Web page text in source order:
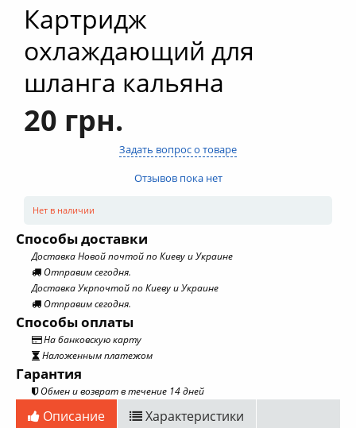
Картридж
охлаждающий для
шланга кальяна
20 грн.
Задать вопрос о товаре
Отзывов пока нет
Нет в наличии
Способы доставки
Доставка Новой почтой по Киеву и Украине
Отправим сегодня.
Доставка Укрпочтой по Киеву и Украине
Отправим сегодня.
Способы оплаты
На банковскую карту
Наложенным платежом
Гарантия
Обмен и возврат в течение 14 дней
Описание
Характеристики